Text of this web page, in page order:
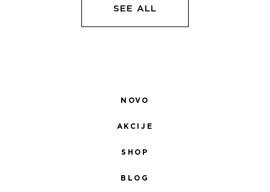
SEE ALL
NOVO
AKCIJE
SHOP
BLOG